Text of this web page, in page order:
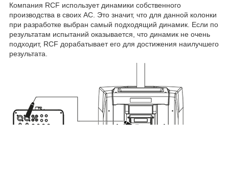
Компания RCF использует динамики собственного
производства в своих АС. Это значит, что для данной колонки
при разработке выбран самый подходящий динамик. Если по
результатам испытаний оказывается, что динамик не очень
подходит, RCF дорабатывает его для достижения наилучшего
результата.